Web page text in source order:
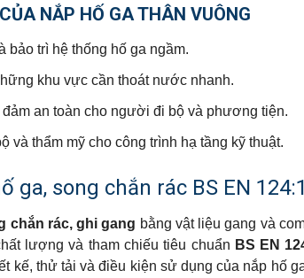
NẮP HỐ GA THÂN VUÔNG
bảo trì hệ thống hố ga ngầm.
khu vực cần thoát nước nhanh.
đảm an toàn cho người đi bộ và phương tiện.
và thẩm mỹ cho công trình hạ tầng kỹ thuật.
ga, song chắn rác BS EN
chắn rác, ghi gang bằng vật liệu gang và
lượng và tham chiếu tiêu chuẩn BS EN
kế, thử tải và điều kiện sử dụng của nắp hố